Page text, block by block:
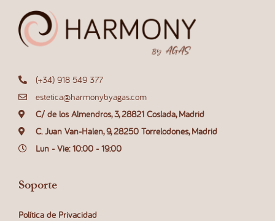
(+34) 918 549 377
estetica@harmonybyagas.com
C/ de los Almendros, 3, 28821 Coslada, Madrid
C. Juan Van-Halen, 9, 28250 Torrelodones, Madrid
Lun - Vie: 10:00 - 19:00
Soporte
Política de Privacidad